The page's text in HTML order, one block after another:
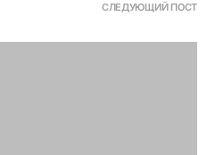
СЛЕДУЮЩИЙ ПОСТ